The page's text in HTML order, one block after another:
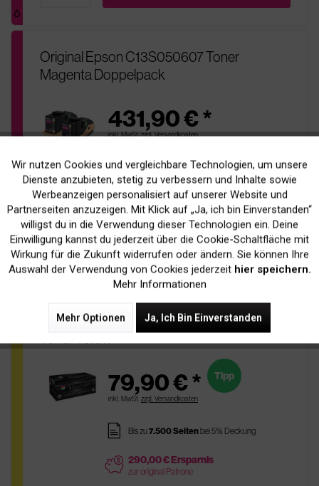
Original Epson C13S050607 Toner
Magenta Doppelpack
431,90 € *
inkl. MwSt.zzgl. Versandkosten
pages Bis zu2 x 7.500 Seitenbei 5% Deckung
sold Ausverkauft
Lieferzeit ca. 5 Tage
In DenWarenkorb
Kompatibel zu Epson C13S050602
Toner Yellow
79,90 € *
inkl. MwSt. zzgl. Versandkosten
Tipp
pages Bis zu7.500 Seitenbei 5% Deckung
price 290,00 € Ersparnis
zur original Patrone
Funktionale Aktiv
Marketing Inaktiv
Tracking Inaktiv
Wir nutzen Cookies und vergleichbare Technologien, um unsere
Dienste anzubieten, stetig zu verbessern und Inhalte sowie
Werbeanzeigen personalisiert auf unserer Website und
Partnerseiten anzuzeigen. Mit Klick auf „Ja, ich bin Einverstanden“
willigst du in die Verwendung dieser Technologien ein. Deine
Einwilligung kannst du jederzeit über die Cookie-Schaltfläche mit
Wirkung für die Zukunft widerrufen oder ändern. Sie können Ihre
Auswahl der Verwendung von Cookies jederzeit hier speichern.
Mehr Informationen
Mehr Optionen Ja, Ich Bin Einverstanden